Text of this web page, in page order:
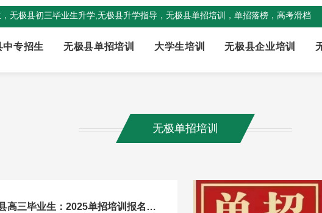
无极县初三毕业生升学,无极县升学指导，无极县单招培训，单招落榜，高考滑档
中专招生 无极县单招培训 大学生培训 无极县企业培训
无极单招培训
石家庄无极县高三毕业生：2025单招培训报名开始了